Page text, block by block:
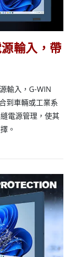
輸入，帶
輸入，G-WIN
到車輛或工業系
電源管理，使其
。